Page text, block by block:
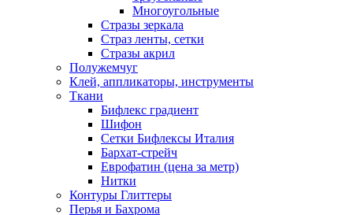
Многоугольные
Стразы зеркала
Страз ленты, сетки
Стразы акрил
Полужемчуг
Клей, аппликаторы, инструменты
Ткани
Бифлекс градиент
Шифон
Сетки Бифлексы Италия
Бархат-стрейч
Еврофатин (цена за метр)
Нитки
Контуры Глиттеры
Перья и Бахрома